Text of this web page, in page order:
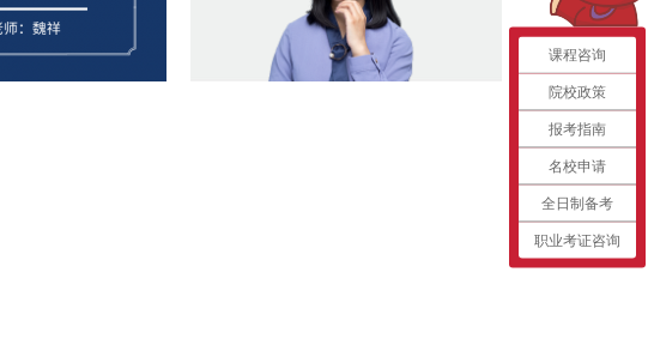
课程咨询
院校政策
报考指南
名校申请
全日制备考
职业考证咨询